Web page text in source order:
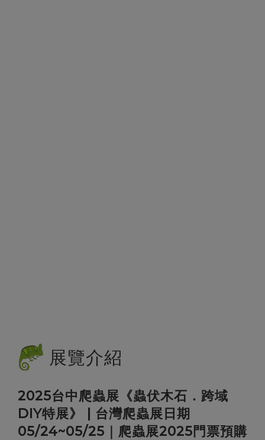
展覽介紹
2025台中爬蟲展《蟲伏木石．跨域
DIY特展》 | 台灣爬蟲展日期
05/24~05/25｜爬蟲展2025門票預購